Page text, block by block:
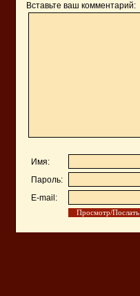
Вставьте ваш комментарий:
Имя:
Пароль:
E-mail: